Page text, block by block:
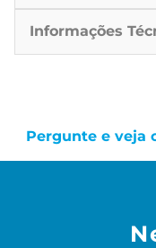
Informações
Pergunte e veja